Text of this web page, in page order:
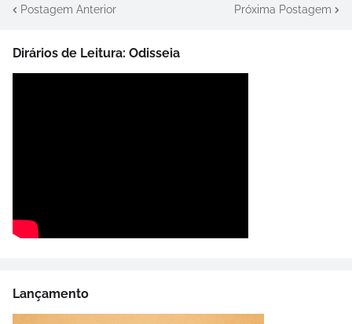
Postagem Anterior Próxima Postagem
Dirários de Leitura: Odisseia
Lançamento